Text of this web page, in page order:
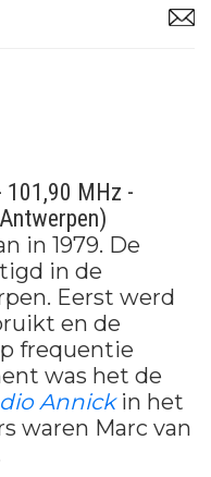
101,90 MHz -
in 1979. De
in de
Eerst werd
en de
frequentie
was het de
Annickin het
waren Marc van